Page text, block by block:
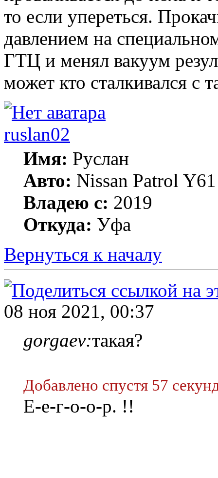
то если упереться.
давлением на
ГТЦ и менял вакуум
может кто сталкивался с
ruslan02
Имя: Руслан
Авто: Nissan Patrol
Владею с: 2019
Откуда: Уфа
Вернуться к началу
08 ноя 2021, 00:37
gorgaev:такая?
Добавлено спустя 57
Е-е-г-о-о-р. !!